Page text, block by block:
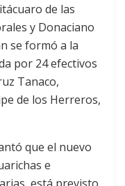
de las
y Donaciano
se formó a la
por 24 efectivos
Tanaco,
de los Herreros,
que el nuevo
e